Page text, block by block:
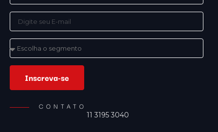
Inscreva-se
CONTATO
11 3195 3040